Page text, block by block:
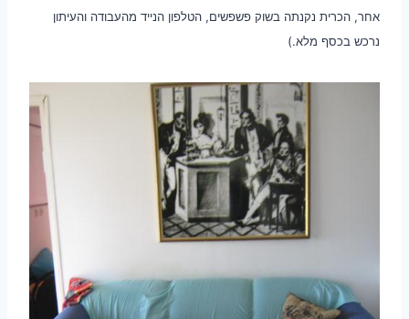
אחר, הכרית נקנתה בשוק פשפשים, הטלפון הנייד מהעבודה והעיתון
נרכש בכסף מלא.)